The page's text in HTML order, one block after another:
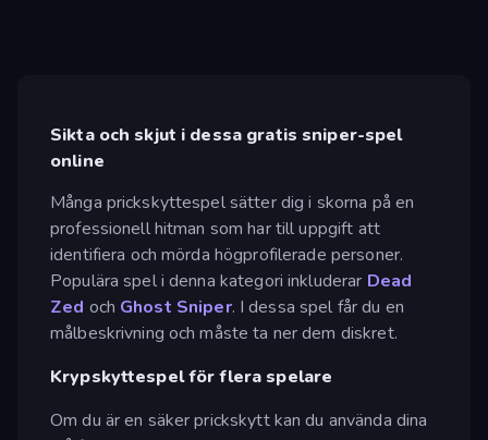
Sikta och skjut i dessa gratis sniper-spel
online
Många prickskyttespel sätter dig i skorna på en
professionell hitman som har till uppgift att
identifiera och mörda högprofilerade personer.
Populära spel i denna kategori inkluderar Dead
Zed och Ghost Sniper. I dessa spel får du en
målbeskrivning och måste ta ner dem diskret.
Krypskyttespel för flera spelare
Om du är en säker prickskytt kan du använda dina